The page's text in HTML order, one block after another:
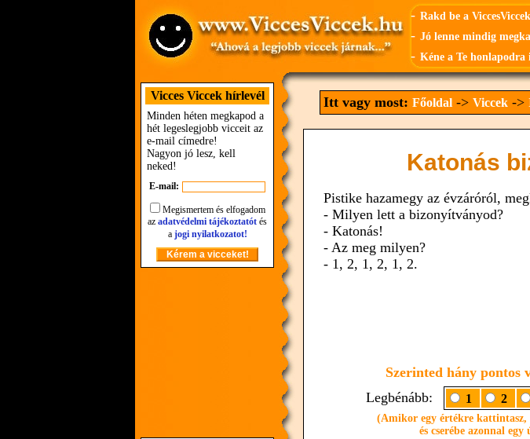
- Rakd be a
- Jó lenne mindig
- Kéne a Te
Vicces Viccek hírlevél
Minden héten megkapod a
hét legeslegjobb vicceit az
e-mail címedre!
Nagyon jó lesz, kell
neked!
E-mail:
Megismertem és elfogadom
az adatvédelmi tájékoztatót és
a jogi nyilatkozatot!
Itt vagy most: Főoldal-> Viccek->
Katonás
Pistike hazamegy az évzáróról,
- Milyen lett a bizonyítványod?
- Katonás!
- Az meg milyen?
- 1, 2, 1, 2, 1, 2.
Szerinted hány pontos
Legbénább:
1 2
(Amikor egy értékre kattintasz,
és cserébe azonnal